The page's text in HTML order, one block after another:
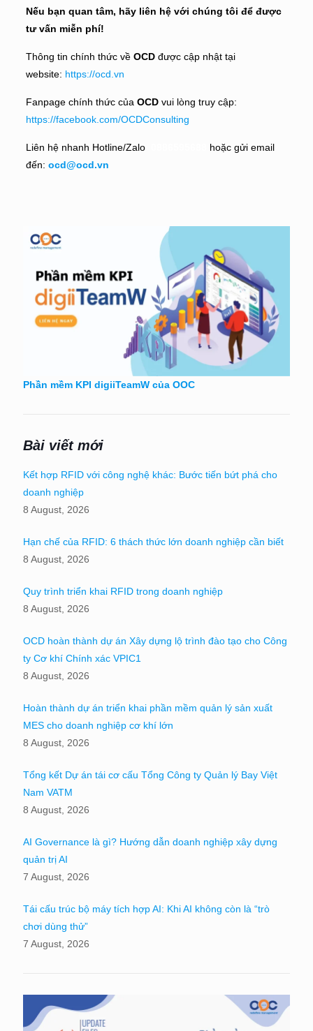
Nếu bạn quan tâm, hãy liên hệ với chúng tôi để được
tư vấn miễn phí!
Thông tin chính thức về OCD được cập nhật tại
website: https://ocd.vn
Fanpage chính thức của OCD vui lòng truy cập:
https://facebook.com/OCDConsulting
Liên hệ nhanh Hotline/Zalo:
hoặc gửi email
đến: ocd@ocd.vn
Phần mềm KPI digiiTeamW của OOC
Bài viết mới
Kết hợp RFID với công nghệ khác: Bước tiến bứt phá cho
doanh nghiệp
8 August, 2026
Hạn chế của RFID: 6 thách thức lớn doanh nghiệp cần biết
8 August, 2026
Quy trình triển khai RFID trong doanh nghiệp
8 August, 2026
OCD hoàn thành dự án Xây dựng lộ trình đào tạo cho Công
ty Cơ khí Chính xác VPIC1
8 August, 2026
Hoàn thành dự án triển khai phần mềm quản lý sản xuất
MES cho doanh nghiệp cơ khí lớn
8 August, 2026
Tổng kết Dự án tái cơ cấu Tổng Công ty Quản lý Bay Việt
Nam VATM
8 August, 2026
AI Governance là gì? Hướng dẫn doanh nghiệp xây dựng
quản trị AI
7 August, 2026
Tái cấu trúc bộ máy tích hợp AI: Khi AI không còn là “trò
chơi dùng thử”
7 August, 2026